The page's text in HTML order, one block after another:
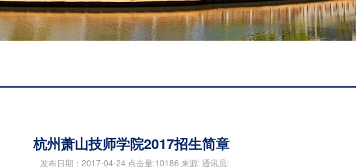
杭州萧山技师学院2017招生简章
发布日期：2017-04-24 点击量:10186 来源: 通讯员: